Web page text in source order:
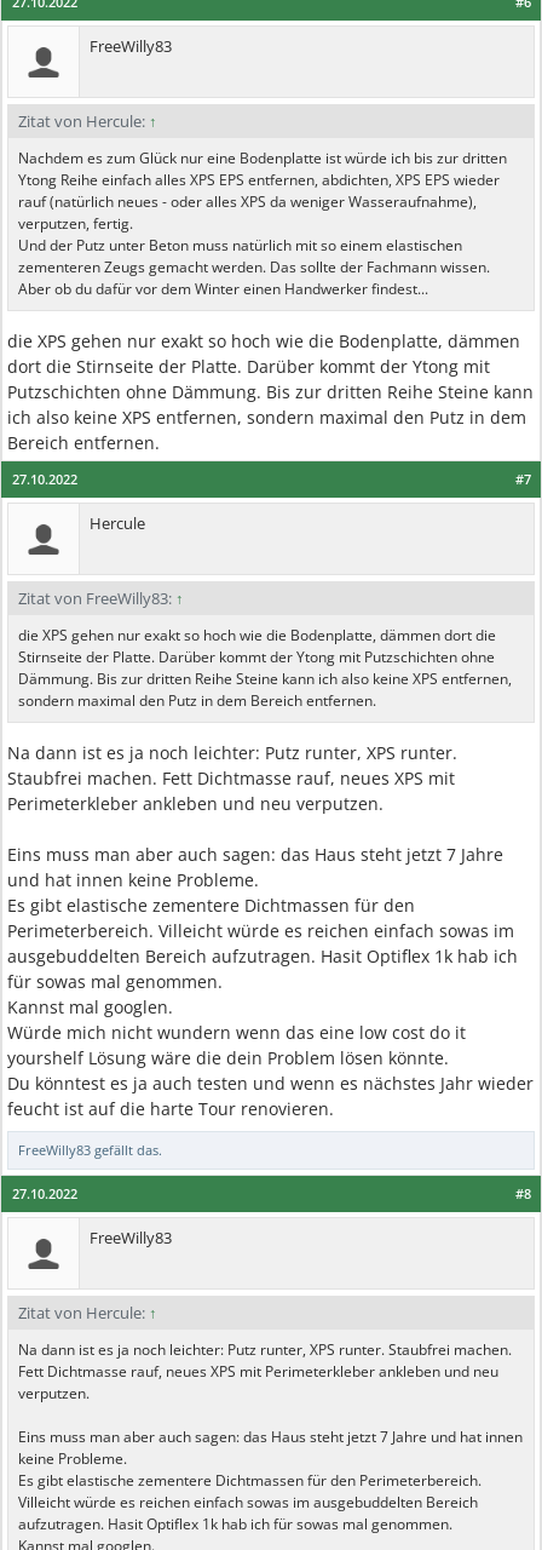
FreeWilly83
Zitat von Hercule: ↑
Nachdem es zum Glück nur eine Bodenplatte ist würde ich bis zur dritten
Ytong Reihe einfach alles XPS EPS entfernen, abdichten, XPS EPS wieder
rauf (natürlich neues - oder alles XPS da weniger Wasseraufnahme),
verputzen, fertig.
Und der Putz unter Beton muss natürlich mit so einem elastischen
zementeren Zeugs gemacht werden. Das sollte der Fachmann wissen.
Aber ob du dafür vor dem Winter einen Handwerker findest...
die XPS gehen nur exakt so hoch wie die Bodenplatte, dämmen
dort die Stirnseite der Platte. Darüber kommt der Ytong mit
Putzschichten ohne Dämmung. Bis zur dritten Reihe Steine kann
ich also keine XPS entfernen, sondern maximal den Putz in dem
Bereich entfernen.
#7
27.10.2022
Hercule
Zitat von FreeWilly83: ↑
die XPS gehen nur exakt so hoch wie die Bodenplatte, dämmen dort die
Stirnseite der Platte. Darüber kommt der Ytong mit Putzschichten ohne
Dämmung. Bis zur dritten Reihe Steine kann ich also keine XPS entfernen,
sondern maximal den Putz in dem Bereich entfernen.
Na dann ist es ja noch leichter: Putz runter, XPS runter.
Staubfrei machen. Fett Dichtmasse rauf, neues XPS mit
Perimeterkleber ankleben und neu verputzen.
Eins muss man aber auch sagen: das Haus steht jetzt 7 Jahre
und hat innen keine Probleme.
Es gibt elastische zementere Dichtmassen für den
Perimeterbereich. Villeicht würde es reichen einfach sowas im
ausgebuddelten Bereich aufzutragen. Hasit Optiflex 1k hab ich
für sowas mal genommen.
Kannst mal googlen.
Würde mich nicht wundern wenn das eine low cost do it
yourshelf Lösung wäre die dein Problem lösen könnte.
Du könntest es ja auch testen und wenn es nächstes Jahr wieder
feucht ist auf die harte Tour renovieren.
FreeWilly83 gefällt das.
#8
27.10.2022
FreeWilly83
Zitat von Hercule: ↑
Na dann ist es ja noch leichter: Putz runter, XPS runter. Staubfrei machen.
Fett Dichtmasse rauf, neues XPS mit Perimeterkleber ankleben und neu
verputzen.
Eins muss man aber auch sagen: das Haus steht jetzt 7 Jahre und hat innen
keine Probleme.
Es gibt elastische zementere Dichtmassen für den Perimeterbereich.
Villeicht würde es reichen einfach sowas im ausgebuddelten Bereich
aufzutragen. Hasit Optiflex 1k hab ich für sowas mal genommen.